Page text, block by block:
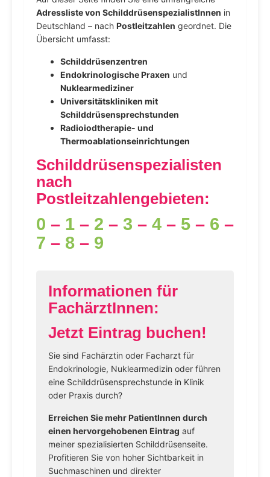
Adressliste von SchilddrüsenspezialistInnen in
Deutschland – nach Postleitzahlen geordnet. Die
Übersicht umfasst:
Schilddrüsenzentren
Endokrinologische Praxen und
Nuklearmediziner
Universitätskliniken mit
Schilddrüsensprechstunden
Radioiodtherapie- und
Thermoablationseinrichtungen
Schilddrüsenspezialisten
nach
Postleitzahlengebieten:
0 – 1 – 2 – 3 – 4 – 5 – 6 –
7 – 8 – 9
Informationen für
FachärztInnen:
Jetzt Eintrag buchen!
Sie sind Fachärztin oder Facharzt für
Endokrinologie, Nuklearmedizin oder führen
eine Schilddrüsensprechstunde in Klinik
oder Praxis durch?
Erreichen Sie mehr PatientInnen durch
einen hervorgehobenen Eintrag auf
meiner spezialisierten Schilddrüsenseite.
Profitieren Sie von hoher Sichtbarkeit in
Suchmaschinen und direkter